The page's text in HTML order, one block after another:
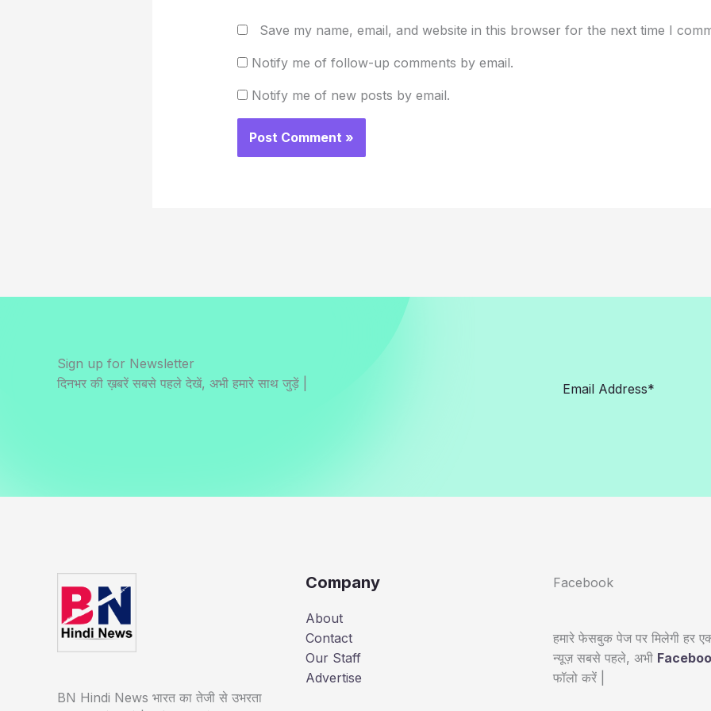
Save my name, email, and website in this browser for the next time I
Notify me of follow-up comments by email.
Notify me of new posts by email.
Sign up for Newsletter
दिनभर की ख़बरें सबसे पहले देखें, अभी हमारे साथ जुड़ें |
BN Hindi News भारत का तेजी से उभरता
Company
About
Contact
Our Staff
Advertise
Facebook
हमारे फेसबुक पेज पर मिलेगी हर
न्यूज़ सबसे पहले, अभी
फॉलो करें |